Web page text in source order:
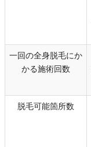
一回の全身脱毛にか
かる施術回数
脱毛可能箇所数